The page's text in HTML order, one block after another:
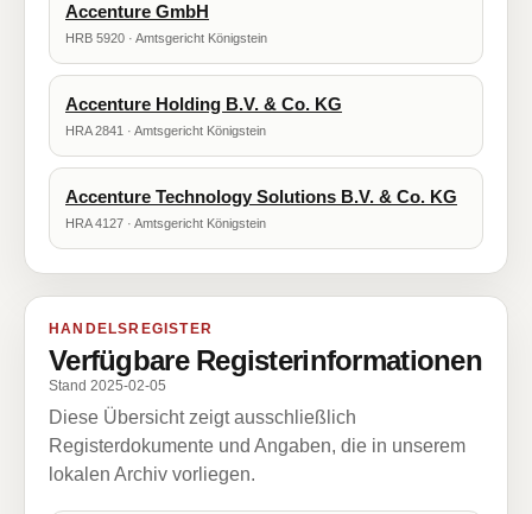
Accenture GmbH
HRB 5920 · Amtsgericht Königstein
Accenture Holding B.V. & Co. KG
HRA 2841 · Amtsgericht Königstein
Accenture Technology Solutions B.V. & Co. KG
HRA 4127 · Amtsgericht Königstein
HANDELSREGISTER
Verfügbare Registerinformationen
Stand 2025-02-05
Diese Übersicht zeigt ausschließlich
Registerdokumente und Angaben, die in unserem
lokalen Archiv vorliegen.